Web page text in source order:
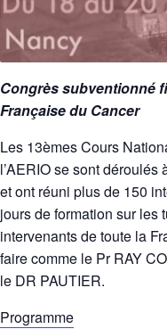
Congrès subventionné
Française du Cancer
Les 13èmes Cours
l’AERIO se sont déroulés
et ont réuni plus de 150
jours de formation sur les
intervenants de toute la
faire comme le Pr RAY
le DR PAUTIER.
Programme